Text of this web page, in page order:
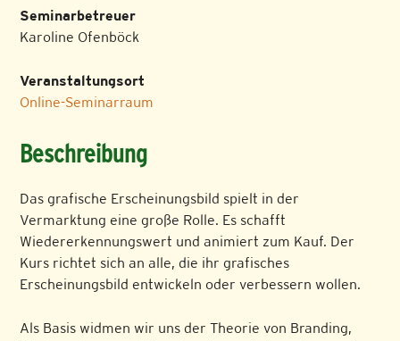
Seminarbetreuer
Karoline Ofenböck
Veranstaltungsort
Online-Seminarraum
Beschreibung
Das grafische Erscheinungsbild spielt in der
Vermarktung eine große Rolle. Es schafft
Wiedererkennungswert und animiert zum Kauf. Der
Kurs richtet sich an alle, die ihr grafisches
Erscheinungsbild entwickeln oder verbessern wollen.
Als Basis widmen wir uns der Theorie von Branding,